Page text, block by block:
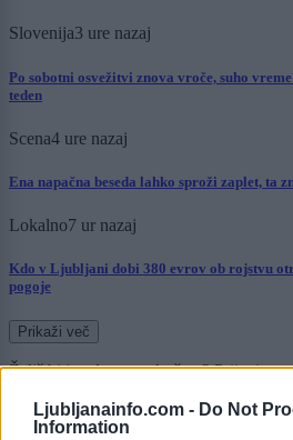
Ljubljanainfo.com - Do Not
Information
Slovenija3 ure nazaj
Po sobotni osvežitvi znova vroče, suho
teden
Scena4 ure nazaj
Ena napačna beseda lahko sproži zaplet, ta
Lokalno7 ur nazaj
Kdo v Ljubljani dobi 380 evrov ob rojstvu
pogoje
Prikaži več
Želiš biti vedno na tekočem? Prijavi se
tedensko v svoj email nabiralnik prejmi
E-naslov